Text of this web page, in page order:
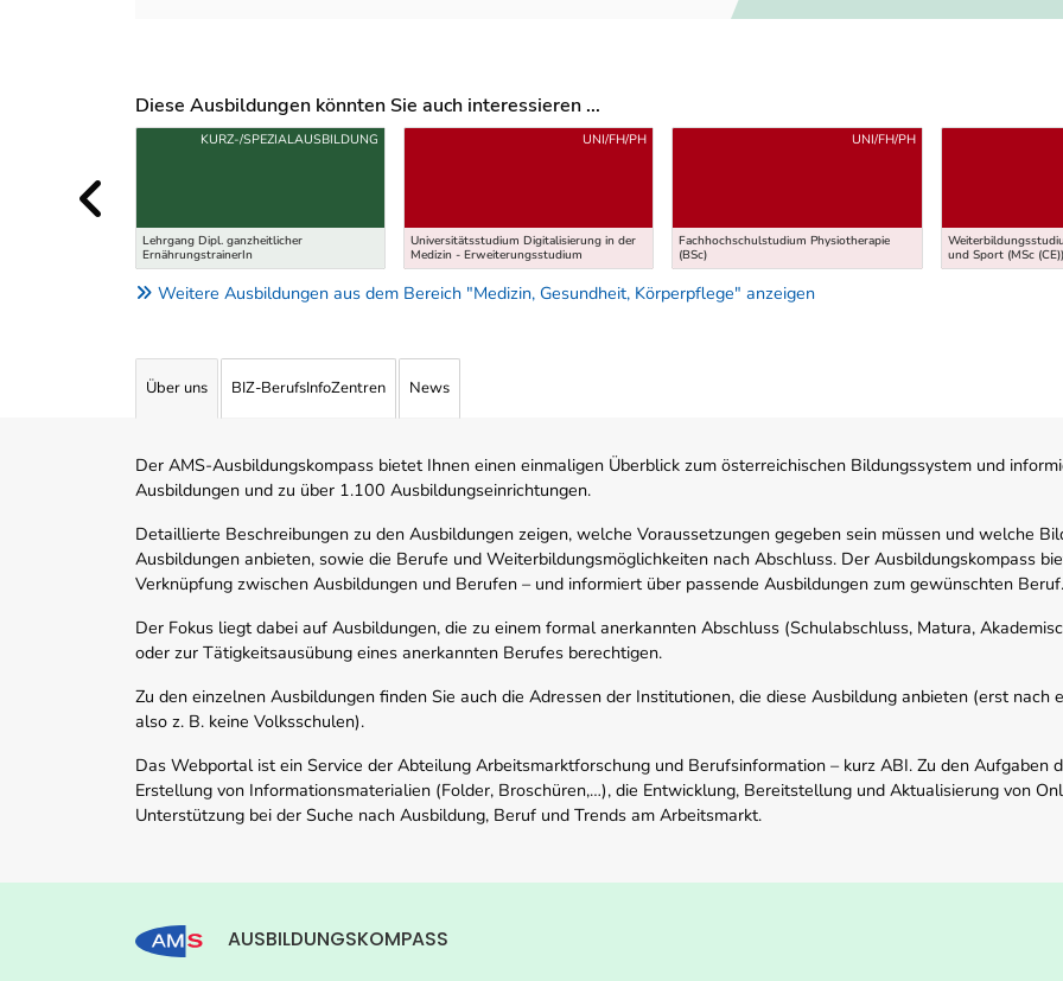
Diese Ausbildungen könnten Sie auch interessieren ...
Uber weitere Ausbildungsvorschläge
Lehrgang Dipl. ganzheitlicher
ErnährungstrainerIn
KURZ-/SPEZIALAUSBILDUNG
Universitätsstudium Digitalisierung in der
Medizin - Erweiterungsstudium
UNI/FH/PH
Fachhochschulstudium Physiotherapie
(BSc)
UNI/FH/PH
und Sport (MSc (CE))
Weitere Ausbildungen aus dem Bereich "Medizin, Gesundheit, Körperpflege" anzeigen
Über uns BIZ-BerufsInfoZentren News
Der AMS-Ausbildungskompass bietet Ihnen einen einmaligen Überblick zum österreichischen Bildungssystem und
Ausbildungen und zu über 1.100 Ausbildungseinrichtungen.
Detaillierte Beschreibungen zu den Ausbildungen zeigen, welche Voraussetzungen gegeben sein müssen und welche
Ausbildungen anbieten, sowie die Berufe und Weiterbildungsmöglichkeiten nach Abschluss. Der Ausbildungskompass
Verknüpfung zwischen Ausbildungen und Berufen – und informiert über passende Ausbildungen zum gewünschten Beruf.
Der Fokus liegt dabei auf Ausbildungen, die zu einem formal anerkannten Abschluss (Schulabschluss, Matura,
oder zur Tätigkeitsausübung eines anerkannten Berufes berechtigen.
Zu den einzelnen Ausbildungen finden Sie auch die Adressen der Institutionen, die diese Ausbildung anbieten (erst nach
also z. B. keine Volksschulen).
Das Webportal ist ein Service der Abteilung Arbeitsmarktforschung und Berufsinformation – kurz ABI. Zu den Aufgaben
Erstellung von Informationsmaterialien (Folder, Broschüren,…), die Entwicklung, Bereitstellung und Aktualisierung von
Unterstützung bei der Suche nach Ausbildung, Beruf und Trends am Arbeitsmarkt.
AUSBILDUNGSKOMPASS